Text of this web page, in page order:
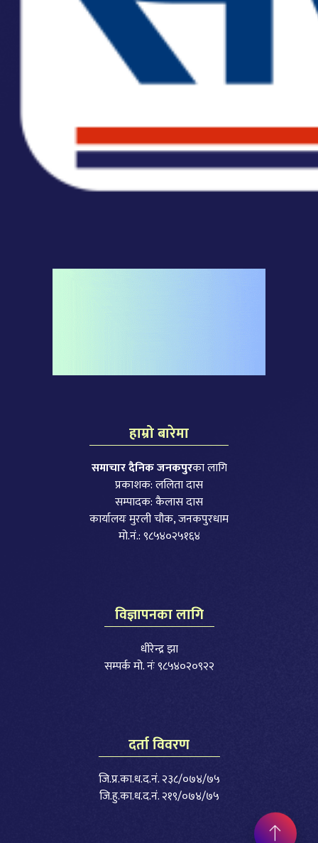
हाम्रो बारेमा
समाचार दैनिक जनकपुरका लागि
प्रकाशक: ललिता दास
सम्पादक: कैलास दास
कार्यालयः मुरली चौक, जनकपुरधाम
मो.नं.: ९८५४०२५१६४
विज्ञापनका लागि
धीरेन्द्र झा
सम्पर्क मो. नंः ९८५४०२०९२२
दर्ता विवरण
जि.प्र.का.ध.द.नं. २३८/०७४/७५
जि.हु.का.ध.द.नं. २१९/०७४/७५